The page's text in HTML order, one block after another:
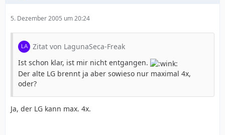
5. Dezember 2005 um 20:24
Zitat von LagunaSeca-Freak
Ist schon klar, ist mir nicht entgangen.
Der alte LG brennt ja aber sowieso nur maximal 4x,
oder?
Ja, der LG kann max. 4x.